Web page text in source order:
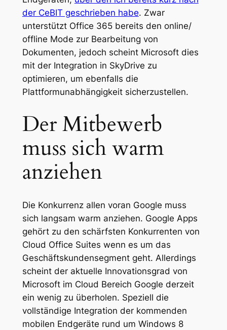
der CeBIT geschrieben habe. Zwar
unterstützt Office 365 bereits den online/
offline Mode zur Bearbeitung von
Dokumenten, jedoch scheint Microsoft dies
mit der Integration in SkyDrive zu
optimieren, um ebenfalls die
Plattformunabhängigkeit sicherzustellen.
Der Mitbewerb
muss sich warm
anziehen
Die Konkurrenz allen voran Google muss
sich langsam warm anziehen. Google Apps
gehört zu den schärfsten Konkurrenten von
Cloud Office Suites wenn es um das
Geschäftskundensegment geht. Allerdings
scheint der aktuelle Innovationsgrad von
Microsoft im Cloud Bereich Google derzeit
ein wenig zu überholen. Speziell die
vollständige Integration der kommenden
mobilen Endgeräte rund um Windows 8